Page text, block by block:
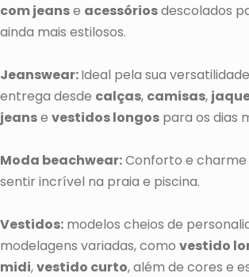
com jeanse acessóriosdescolados
ainda mais estilosos.
Jeanswear:Ideal pela sua
entrega desde calças, camisas,
jeanse vestidos longos para os dias
Moda beachwear:Conforto e
sentir incrível na praia e piscina.
Vestidos: modelos cheios de
modelagens variadas, como vestido
midi,vestido curto, além de cores e